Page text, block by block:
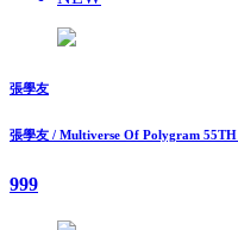
張學友
張學友 / Multiverse Of Polygram
999